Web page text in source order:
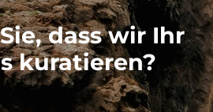
dass wir Ihr
kuratieren?